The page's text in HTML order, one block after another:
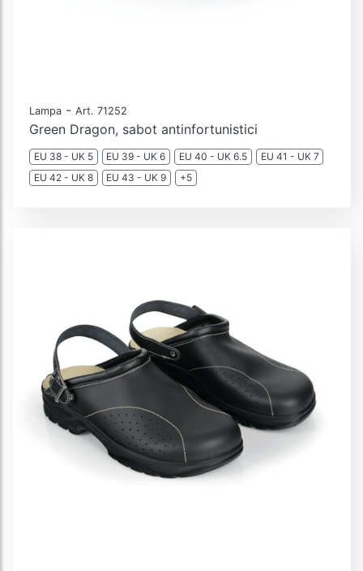
Lampa - Art. 71252
Green Dragon, sabot antinfortunistici
EU 38 - UK 5 EU 39 - UK 6 EU 40 - UK 6.5
EU 41 - UK 7
EU 42 - UK 8
EU 43 - UK 9 +5